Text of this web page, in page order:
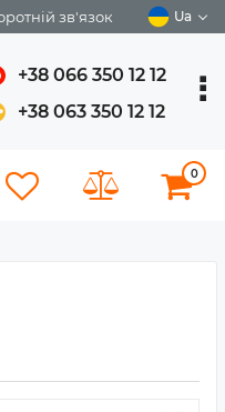
зв'язок Ua
+38 066 350 12 12
+38 063 350 12 12
0